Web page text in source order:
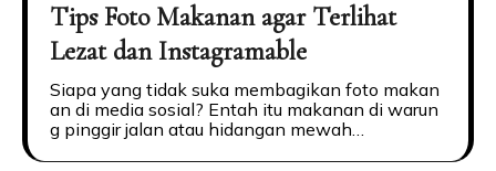
Tips Foto Makanan agar Terlihat
Lezat dan Instagramable
Siapa yang tidak suka membagikan foto makan
an di media sosial? Entah itu makanan di warun
g pinggir jalan atau hidangan mewah…